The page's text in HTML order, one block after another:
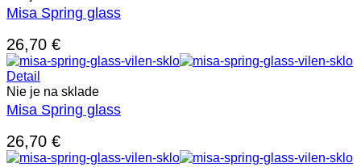
Misa Spring glass
26,70 €
Detail
Nie je na sklade
Misa Spring glass
26,70 €